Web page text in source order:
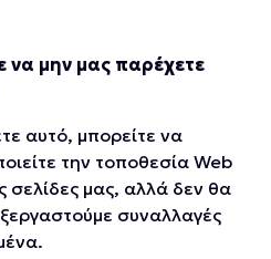
να μην μας παρέχετε
αυτό, μπορείτε να
την τοποθεσία Web
σελίδες μας, αλλά δεν θα
συναλλαγές